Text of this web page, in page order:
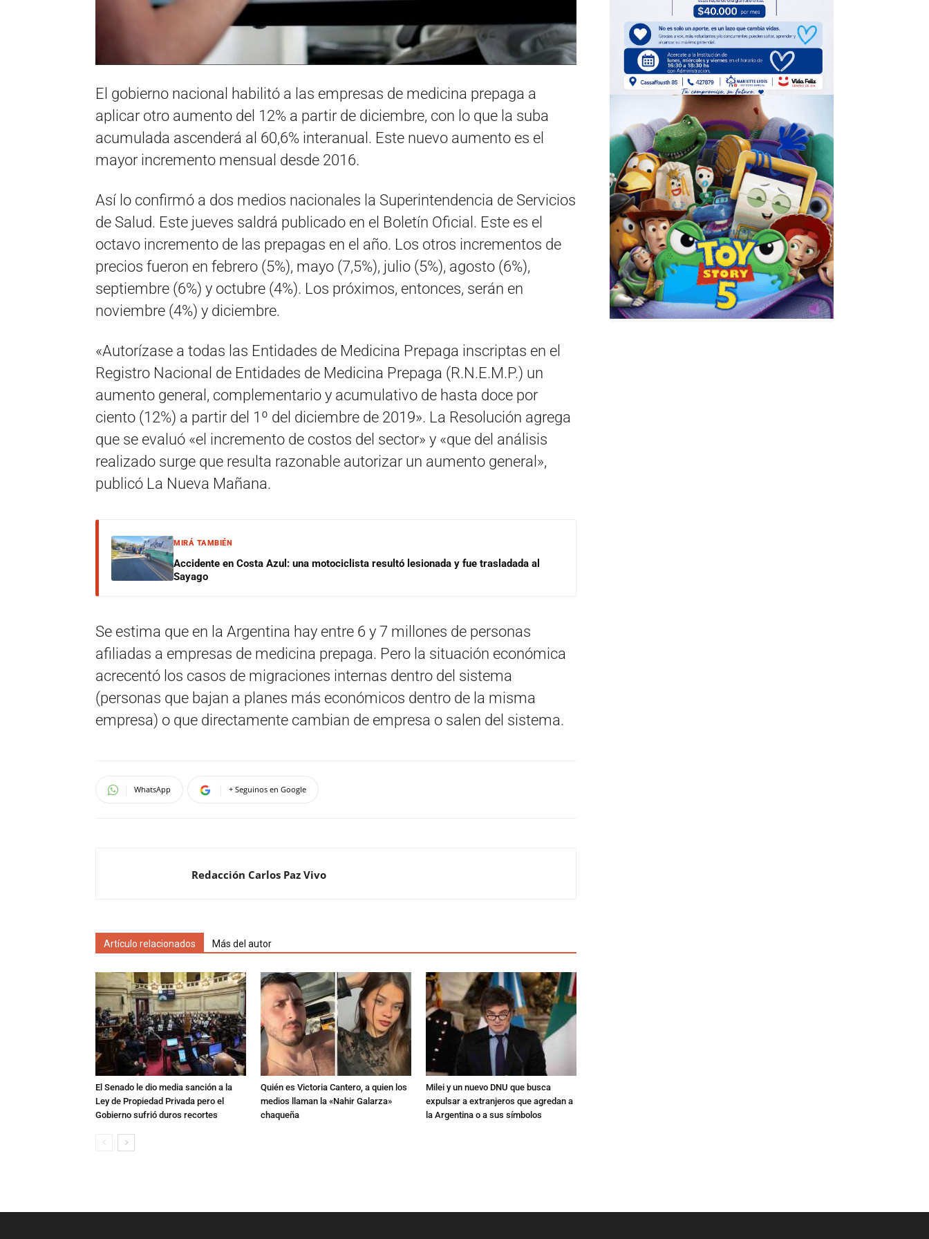
El gobierno nacional habilitó a las empresas de medicina prepaga a
aplicar otro aumento del 12% a partir de diciembre, con lo que la suba
acumulada ascenderá al 60,6% interanual. Este nuevo aumento es el
mayor incremento mensual desde 2016.
Así lo confirmó a dos medios nacionales la Superintendencia de Servicios
de Salud. Este jueves saldrá publicado en el Boletín Oficial. Este es el
octavo incremento de las prepagas en el año. Los otros incrementos de
precios fueron en febrero (5%), mayo (7,5%), julio (5%), agosto (6%),
septiembre (6%) y octubre (4%). Los próximos, entonces, serán en
noviembre (4%) y diciembre.
«Autorízase a todas las Entidades de Medicina Prepaga inscriptas en el
Registro Nacional de Entidades de Medicina Prepaga (R.N.E.M.P.) un
aumento general, complementario y acumulativo de hasta doce por
ciento (12%) a partir del 1º del diciembre de 2019». La Resolución agrega
que se evaluó «el incremento de costos del sector» y «que del análisis
realizado surge que resulta razonable autorizar un aumento general»,
publicó La Nueva Mañana.
MIRÁ TAMBIÉN
Accidente en Costa Azul: una motociclista resultó lesionada y fue trasladada al
Sayago
Se estima que en la Argentina hay entre 6 y 7 millones de personas
afiliadas a empresas de medicina prepaga. Pero la situación económica
acrecentó los casos de migraciones internas dentro del sistema
(personas que bajan a planes más económicos dentro de la misma
empresa) o que directamente cambian de empresa o salen del sistema.
WhatsApp + Seguinos en Google
Redacción Carlos Paz Vivo
Artículo relacionados Más del autor
El Senado le dio media sanción a la
Ley de Propiedad Privada pero el
Gobierno sufrió duros recortes
Quién es Victoria Cantero, a quien los
medios llaman la «Nahir Galarza»
chaqueña
Milei y un nuevo DNU que busca
expulsar a extranjeros que agredan a
la Argentina o a sus símbolos